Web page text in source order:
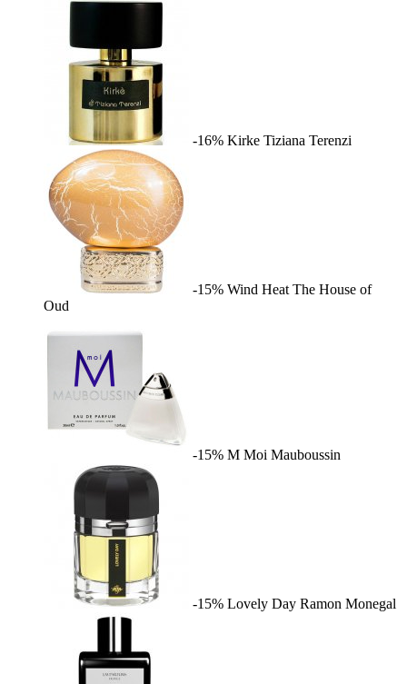
-16% Kirke Tiziana Terenzi
-15% Wind Heat The House of
Oud
-15% M Moi Mauboussin
-15% Lovely Day Ramon Monegal